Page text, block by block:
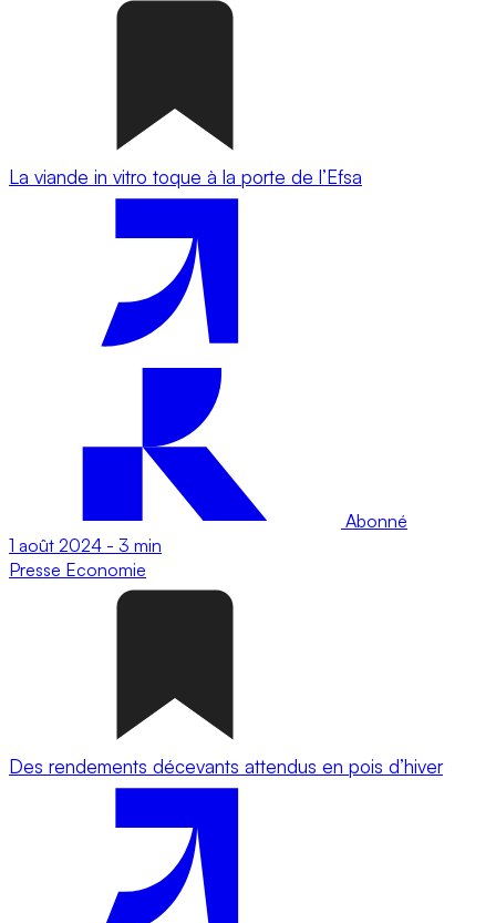
La viande in vitro toque à la porte de l’Efsa
Abonné
1 août 2024 - 3 min
Presse Economie
Des rendements décevants attendus en pois d’hiver